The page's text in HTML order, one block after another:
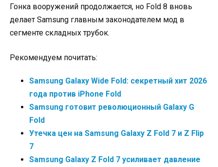
Гонка вооружений продолжается, но Fold 8 вновь
делает Samsung главным законодателем мод в
сегменте складных трубок.
Рекомендуем почитать:
Samsung Galaxy Wide Fold: секретный хит 2026
года против iPhone Fold
Samsung готовит революционный Galaxy G
Fold
Утечка цен на Samsung Galaxy Z Fold 7 и Z Flip
7
Samsung Galaxy Z Fold 7 усиливает давление